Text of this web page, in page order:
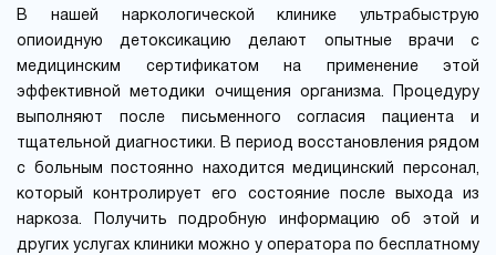
В нашей наркологической клинике ультрабыструю
опиоидную детоксикацию делают опытные врачи с
медицинским сертификатом на применение этой
эффективной методики очищения организма. Процедуру
выполняют после письменного согласия пациента и
тщательной диагностики. В период восстановления рядом
с больным постоянно находится медицинский персонал,
который контролирует его состояние после выхода из
наркоза. Получить подробную информацию об этой и
других услугах клиники можно у оператора по бесплатному